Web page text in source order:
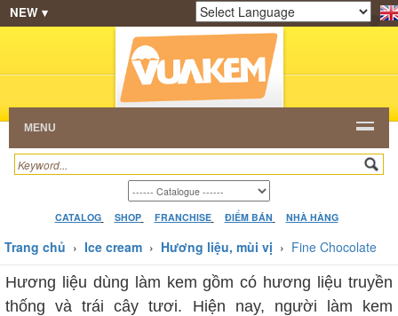
SHOP HẠT CAFE
NHÀ HÀNG
CATALOG VIDEO HỎI ĐÁP
NEW ▾
Powered by Translate
MENU
CATALOG SHOP FRANCHISE ĐIỂM BÁN NHÀ HÀNG
Trang chủ › Ice cream › Hương liệu, mùi vị › Fine Chocolate
Hương liệu dùng làm kem gồm có hương liệu truyền
thống và trái cây tươi. Hiện nay, người làm kem